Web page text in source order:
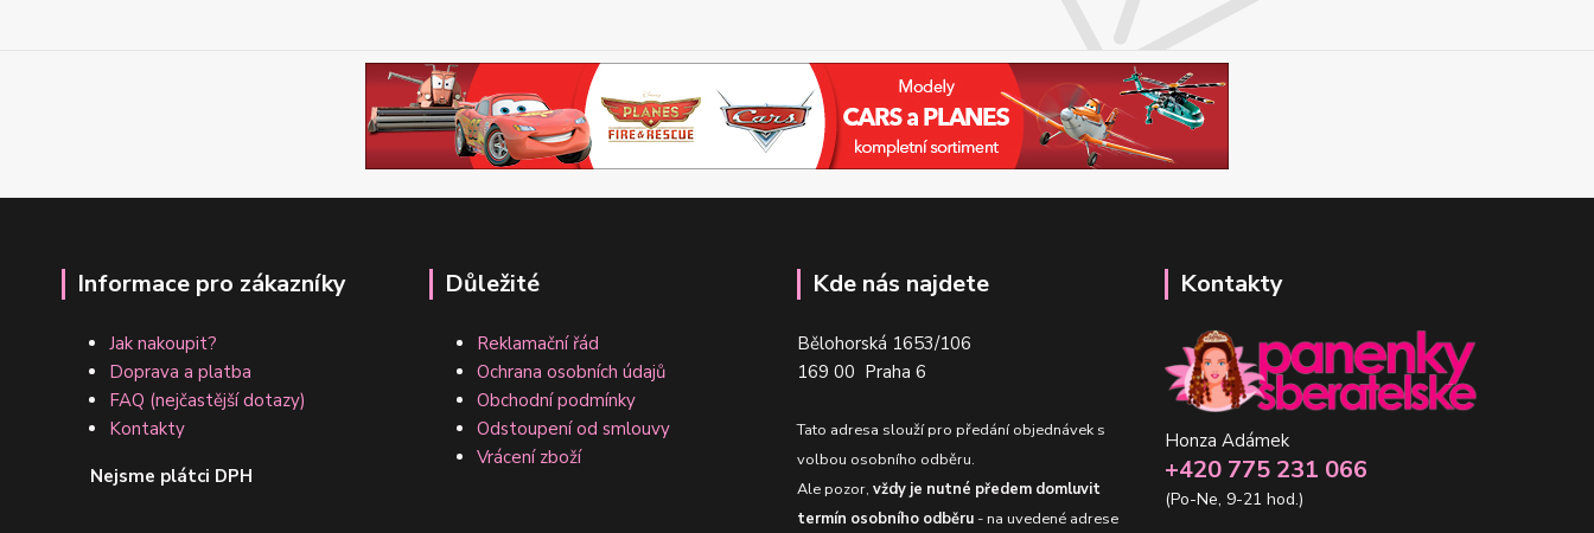
Informace pro zákazníky
Jak nakoupit?
Doprava a platba
FAQ (nejčastější dotazy)
Kontakty
Nejsme plátci DPH
Důležité
Reklamační řád
Ochrana osobních údajů
Obchodní podmínky
Odstoupení od smlouvy
Vrácení zboží
Kde nás najdete
Bělohorská 1653/106
169 00 Praha 6
Tato adresa slouží pro předání objednávek s
volbou osobního odběru.
Ale pozor, vždy je nutné předem domluvit
termín osobního odběru - na uvedené adrese
Kontakty
Honza Adámek
+420 775 231 066
(Po-Ne, 9-21 hod.)